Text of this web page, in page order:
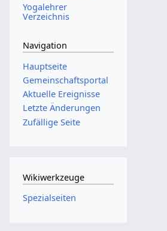
Yogalehrer
Verzeichnis
Navigation
Hauptseite
Gemeinschafts­portal
Aktuelle Ereignisse
Letzte Änderungen
Zufällige Seite
Wikiwerkzeuge
Spezialseiten